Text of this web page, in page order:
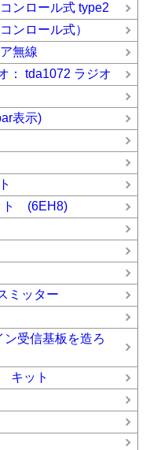
ンロール式 type2
ンロール式）
ア無線
： tda1072 ラジオ
表示)
ト (6EH8)
ミッター
受信基板を造ろ
キット